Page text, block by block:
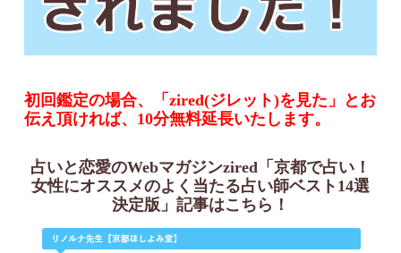
初回鑑定の場合、「zired(ジレット)を見た」とお
伝え頂ければ、10分無料延長いたします。
占いと恋愛のWebマガジンzired「京都で占い！
女性にオススメのよく当たる占い師ベスト14選
決定版」記事はこちら！